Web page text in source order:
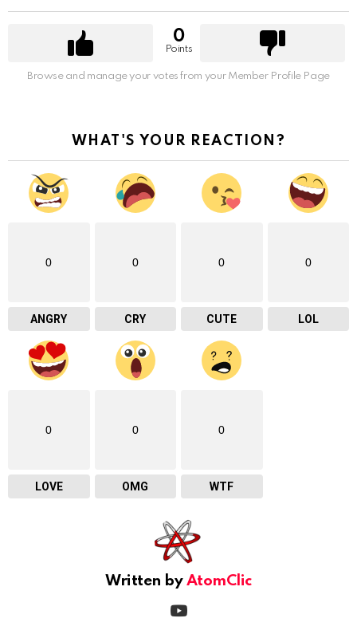
0
Points
Browse and manage your votes from your Member Profile Page
WHAT'S YOUR REACTION?
0
ANGRY
0
CRY
0
CUTE
0
LOL
0
LOVE
0
OMG
0
WTF
Written by AtomClic